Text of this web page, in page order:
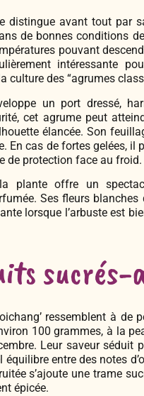
distingue avant tout par
de bonnes conditions
pouvant
intéressante
culture des “agrumes
un port dressé,
cet agrume peut
élancée. Son
En cas de fortes gelées,
de protection face au froid.
plante offre un
Ses fleurs
lorsque l’arbuste est
sucrés-
ressemblent à
100 grammes, à la
Leur saveur séduit
équilibre entre des notes
s’ajoute une trame
épicée.